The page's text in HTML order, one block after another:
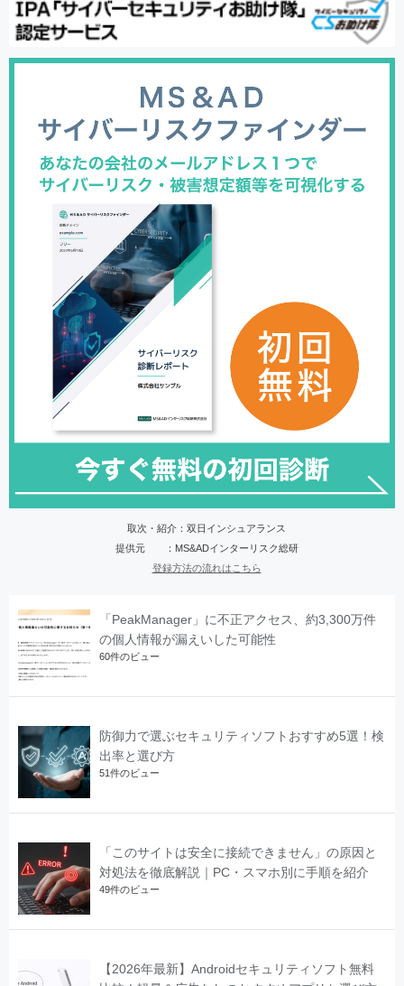
取次・紹介：双日インシュアランス
提供元 ：MS&ADインターリスク総研
登録方法の流れはこちら
「PeakManager」に不正アクセス、約3,300万件
の個人情報が漏えいした可能性
60件のビュー
防御力で選ぶセキュリティソフトおすすめ5選！検
出率と選び方
51件のビュー
「このサイトは安全に接続できません」の原因と
対処法を徹底解説｜PC・スマホ別に手順を紹介
49件のビュー
【2026年最新】Androidセキュリティソフト無料